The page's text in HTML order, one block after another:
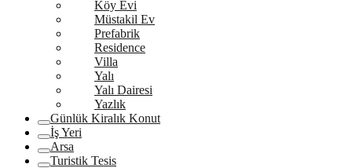
Köy Evi
Müstakil Ev
Prefabrik
Residence
Villa
Yalı
Yalı Dairesi
Yazlık
Günlük Kiralık Konut
İş Yeri
Arsa
Turistik Tesis